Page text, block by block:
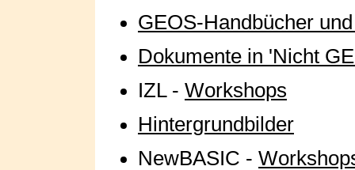
GEOS-Handbücher
Dokumente in 'Nicht
IZL - Workshops
Hintergrundbilder
NewBASIC -